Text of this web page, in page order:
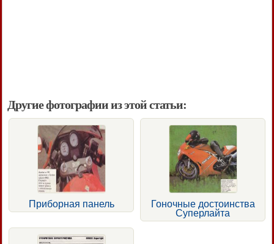
Другие фотографии из этой статьи:
Приборная панель
Гоночные достоинства
Суперлайта